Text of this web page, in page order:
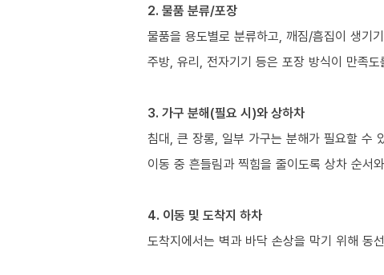
2. 물품 분류/포장
물품을 용도별로 분류하고, 깨짐/흠집이 생기
주방, 유리, 전자기기 등은 포장 방식이 만족
3. 가구 분해(필요 시)와 상하차
침대, 큰 장롱, 일부 가구는 분해가 필요할 수
이동 중 흔들림과 찍힘을 줄이도록 상차 순서
4. 이동 및 도착지 하차
도착지에서는 벽과 바닥 손상을 막기 위해 동